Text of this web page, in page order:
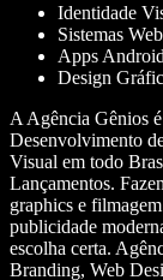
Identidade
Sistemas Web
Apps
Design
A Agência Gênios
Desenvolvimento
Visual em todo
Lançamentos.
graphics e
publicidade
escolha certa.
Branding, Web